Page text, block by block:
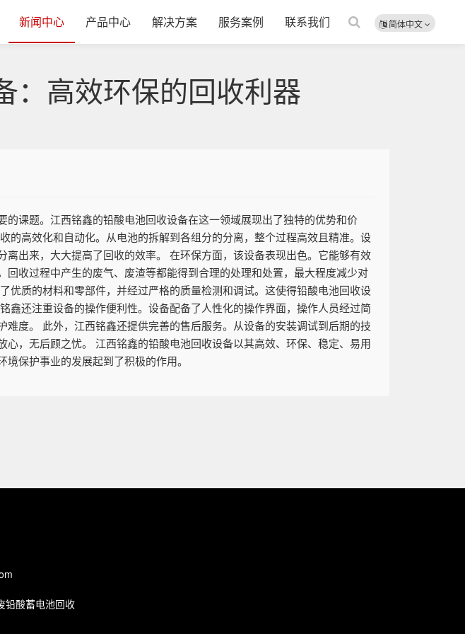
简体中文
新闻中心 产品中心 解决方案 服务案例 联系我们
：高效环保的回收利器
课题。江西铭鑫的铅酸电池回收设备在这一领域展现出了独特的优势和价
高效化和自动化。从电池的拆解到各组分的分离，整个过程高效且精准。设
出来，大大提高了回收的效率。 在环保方面，该设备表现出色。它能够有效
收过程中产生的废气、废渣等都能得到合理的处理和处置，最大程度减少对
质的材料和零部件，并经过严格的质量检测和调试。这使得铅酸电池回收设
还注重设备的操作便利性。设备配备了人性化的操作界面，操作人员经过简
度。 此外，江西铭鑫还提供完善的售后服务。从设备的安装调试到后期的技
，无后顾之忧。 江西铭鑫的铅酸电池回收设备以其高效、环保、稳定、易用
保护事业的发展起到了积极的作用。
铅酸蓄电池回收